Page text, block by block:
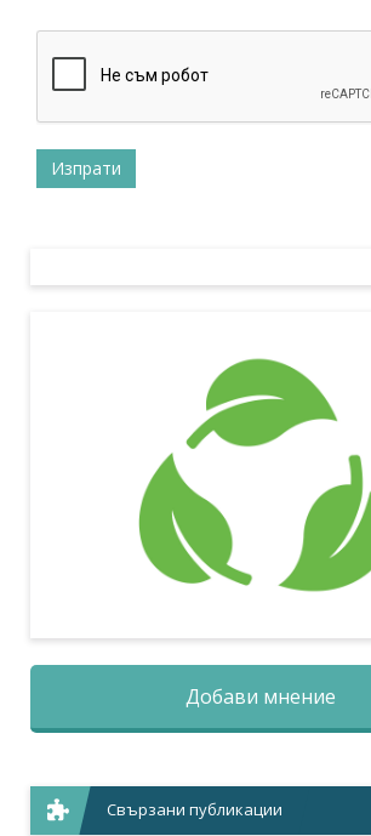
Добави мнение
Свързани публикации